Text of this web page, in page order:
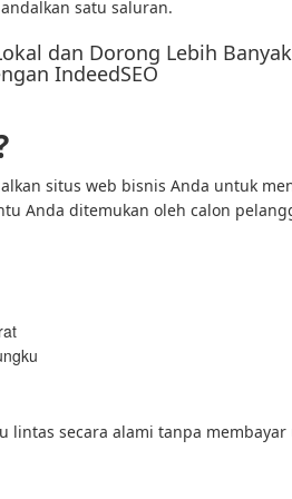
satu saluran.
dan Dorong Lebih
IndeedSEO
situs web bisnis Anda untuk
Anda ditemukan oleh calon
lintas secara alami tanpa